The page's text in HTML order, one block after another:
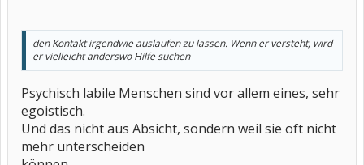
den Kontakt irgendwie auslaufen zu lassen. Wenn er versteht, wird
er vielleicht anderswo Hilfe suchen
Psychisch labile Menschen sind vor allem eines, sehr
egoistisch.
Und das nicht aus Absicht, sondern weil sie oft nicht
mehr unterscheiden